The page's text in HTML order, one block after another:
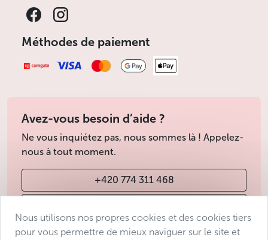
Méthodes de paiement
Avez-vous besoin d’aide ?
Ne vous inquiétez pas, nous sommes là ! Appelez-
nous à tout moment.
+420 774 311 468
Nous utilisons nos propres cookies et des cookies tiers
pour vous permettre de mieux naviguer sur le site et